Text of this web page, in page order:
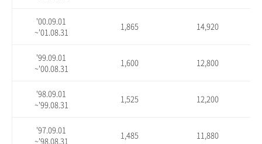
'00.09.01
~'01.08.31
1,865 14,920
'99.09.01
~'00.08.31
1,600 12,800
'98.09.01
~'99.08.31
1,525 12,200
'97.09.01
~'98.08.31
1,485 11,880